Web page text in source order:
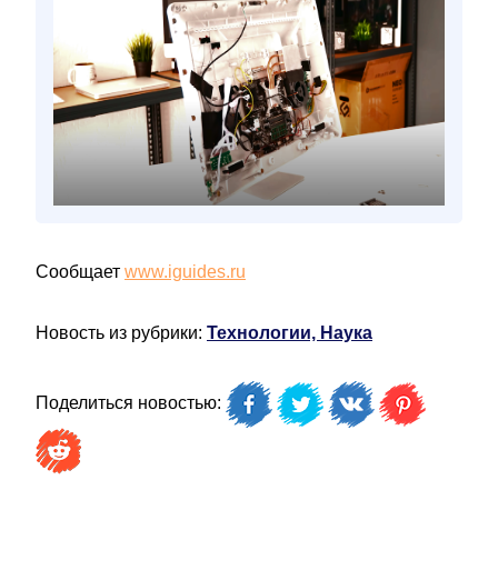
Сообщает www.iguides.ru
Новость из рубрики: Технологии, Наука
Поделиться новостью: